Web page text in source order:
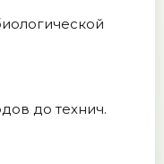
до технич.